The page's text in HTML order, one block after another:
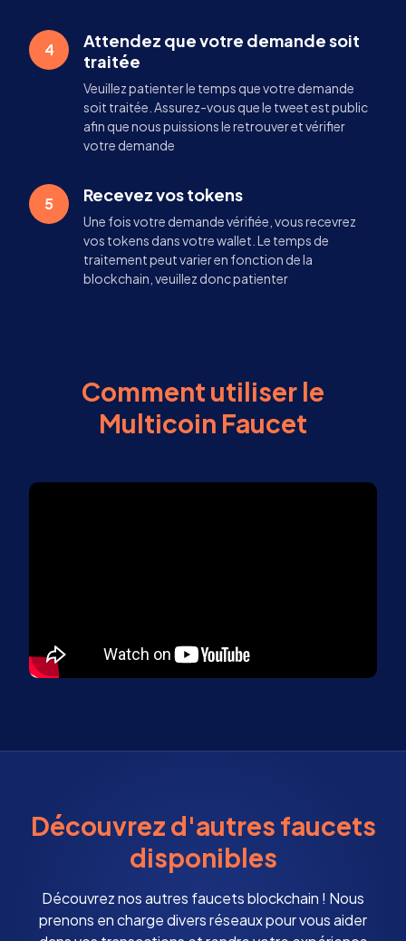
4
Attendez que votre demande soit
traitée
Veuillez patienter le temps que votre demande
soit traitée. Assurez-vous que le tweet est public
afin que nous puissions le retrouver et vérifier
votre demande
5 Recevez vos tokens
Une fois votre demande vérifiée, vous recevrez
vos tokens dans votre wallet. Le temps de
traitement peut varier en fonction de la
blockchain, veuillez donc patienter
Comment utiliser le
Multicoin Faucet
Découvrez d'autres faucets
disponibles
Découvrez nos autres faucets blockchain ! Nous
prenons en charge divers réseaux pour vous aider